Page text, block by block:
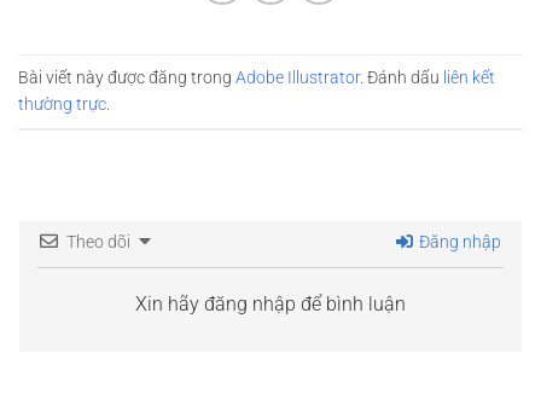
Bài viết này được đăng trong Adobe Illustrator. Đánh dấu liên kết
thường trực.
Theo dõi Đăng nhập
Xin hãy đăng nhập để bình luận